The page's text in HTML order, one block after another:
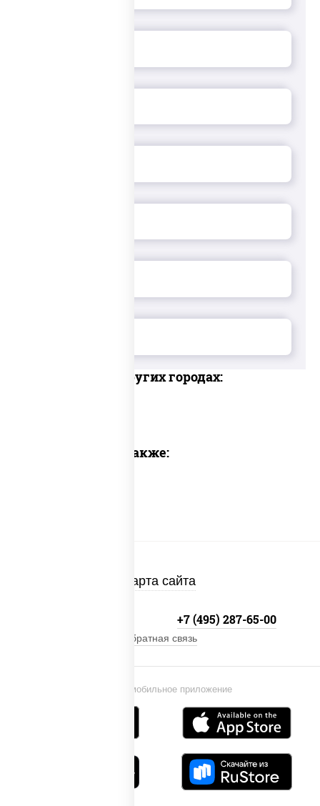
Доставка в других городах:
Предлагаем также:
Карта сайта
Установи мобильное приложение
+7 (495) 287-65-00
Обратная связь